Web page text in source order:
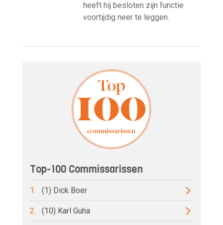
heeft hij besloten zijn functie
voortijdig neer te leggen.
Top-100 Commissarissen
1. (1) Dick Boer
2. (10) Karl Guha